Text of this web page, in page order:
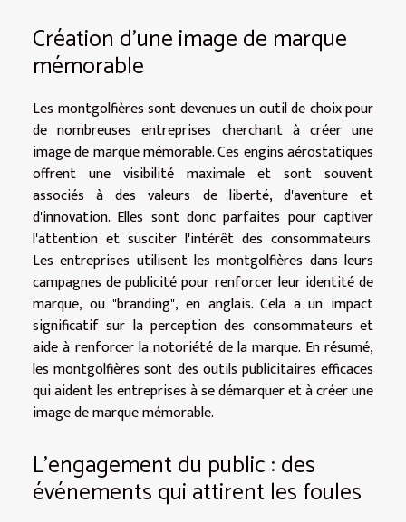
Création d'une image de marque
mémorable
Les montgolfières sont devenues un outil de choix pour
de nombreuses entreprises cherchant à créer une
image de marque mémorable. Ces engins aérostatiques
offrent une visibilité maximale et sont souvent
associés à des valeurs de liberté, d'aventure et
d'innovation. Elles sont donc parfaites pour captiver
l'attention et susciter l'intérêt des consommateurs.
Les entreprises utilisent les montgolfières dans leurs
campagnes de publicité pour renforcer leur identité de
marque, ou "branding", en anglais. Cela a un impact
significatif sur la perception des consommateurs et
aide à renforcer la notoriété de la marque. En résumé,
les montgolfières sont des outils publicitaires efficaces
qui aident les entreprises à se démarquer et à créer une
image de marque mémorable.
L'engagement du public : des
événements qui attirent les foules